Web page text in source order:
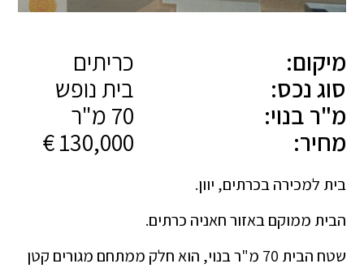
מיקום:
כריתים
סוג נכס:
בית נופש
מ"ר בנוי:
מחיר:
בית למכירה בכרתים, יוון.
הבית ממוקם באזור חאניה כרתים.
שטח הבית 70 מ"ר בנוי, הוא חלק ממתחם מגורים קטן